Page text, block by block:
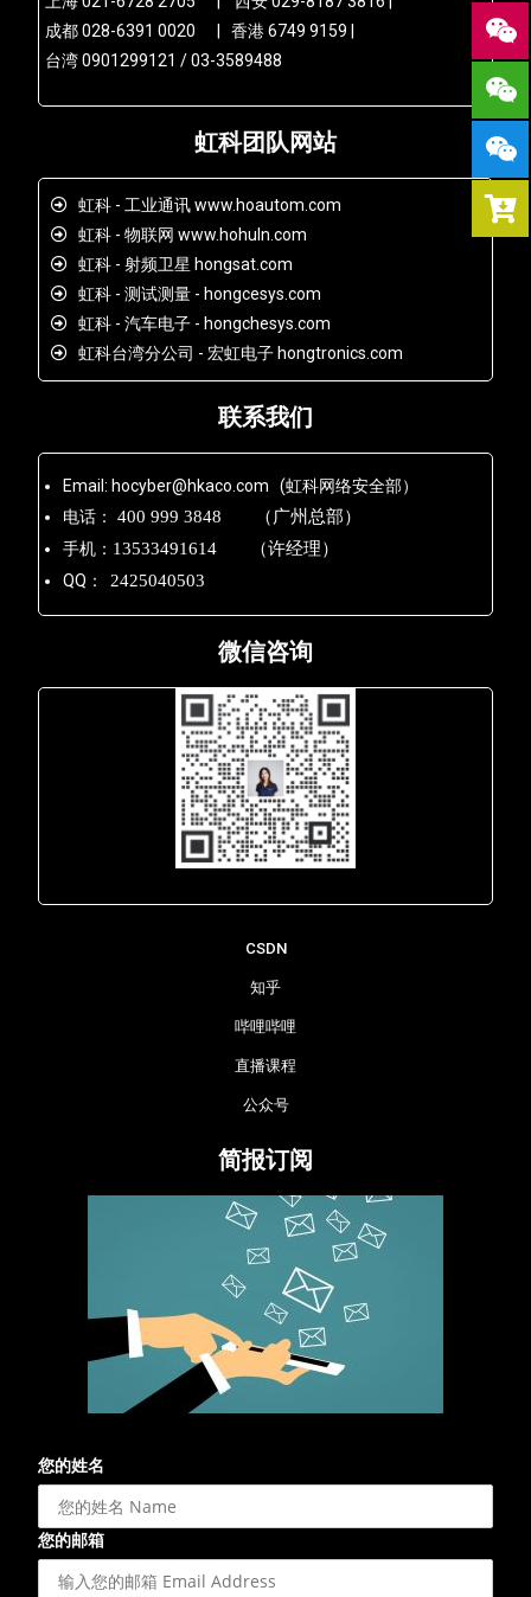
成都 028-6391 0020 | 香港 6749 9159 |
台湾 0901299121 / 03-3589488
虹科团队网站
虹科 - 工业通讯 www.hoautom.com
虹科 - 物联网 www.hohuln.com
虹科 - 射频卫星 hongsat.com
虹科 - 测试测量 - hongcesys.com
虹科 - 汽车电子 - hongchesys.com
虹科台湾分公司 - 宏虹电子 hongtronics.com
联系我们
Email: hocyber@hkaco.com (虹科网络安全部）
电话：
400 999 3848 （广州总部）
手机： 13533491614 （许经理）
QQ： 2425040503
微信咨询
CSDN
知乎
哔哩哔哩
直播课程
公众号
简报订阅
您的姓名
您的邮箱